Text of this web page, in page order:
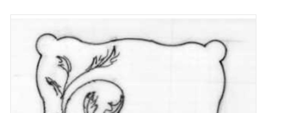
Maschinen
Dokumentation